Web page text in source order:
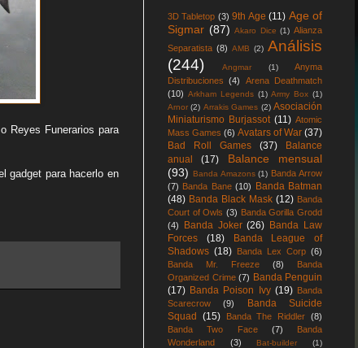
Reyes Funerarios para
gadget para hacerlo en
3D Tabletop (3) 9th Age (11) Age of
Sigmar (87) Akaro Dice (1) Alianza
Separatista (8) AMB (2) Análisis
(244)
Angmar (1)
Anyma
Distribuciones
(4)
Arena Deathmatch
(10) Arkham Legends (1) Army Box (1)
Arnor (2) Arrakis Games (2) Asociación
Miniaturismo Burjassot (11) Atomic
Mass Games (6) Avatars of War (37)
Bad Roll Games
(37)
Balance
anual
(17)
Balance mensual
(93)
Banda Amazons (1) Banda Arrow
(7) Banda Bane (10)
Banda Batman
(48) Banda Black Mask (12) Banda
Court of Owls (3) Banda Gorilla Grodd
(4)
Banda Joker (26) Banda Law
Forces
(18)
Banda League of
Shadows (18) Banda Lex Corp (6)
Banda Mr. Freeze
(8)
Banda
Organized Crime (7) Banda Penguin
(17) Banda Poison Ivy (19) Banda
Scarecrow
(9)
Banda Suicide
Squad
(15) Banda The Riddler (8)
Banda Two Face
(7)
Banda
Wonderland
(3) Bat-builder (1)